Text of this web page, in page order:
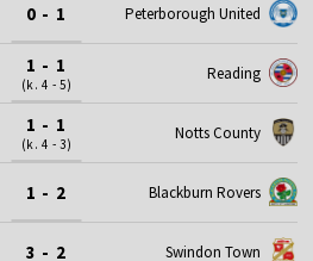
0 - 1 Peterborough United
1 - 1
(k. 4 - 5)
Reading
1 - 1
(k. 4 - 3)
Notts County
1 - 2 Blackburn Rovers
3 - 2 Swindon Town